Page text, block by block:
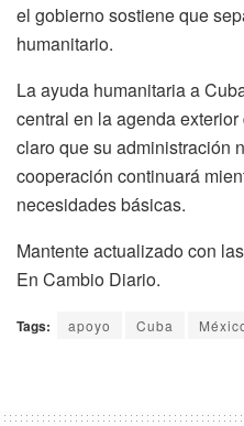
el gobierno sostiene que
humanitario.
La ayuda humanitaria a
central en la agenda
claro que su administración
cooperación continuará
necesidades básicas.
Mantente actualizado con
En Cambio Diario.
Tags: apoyo Cuba